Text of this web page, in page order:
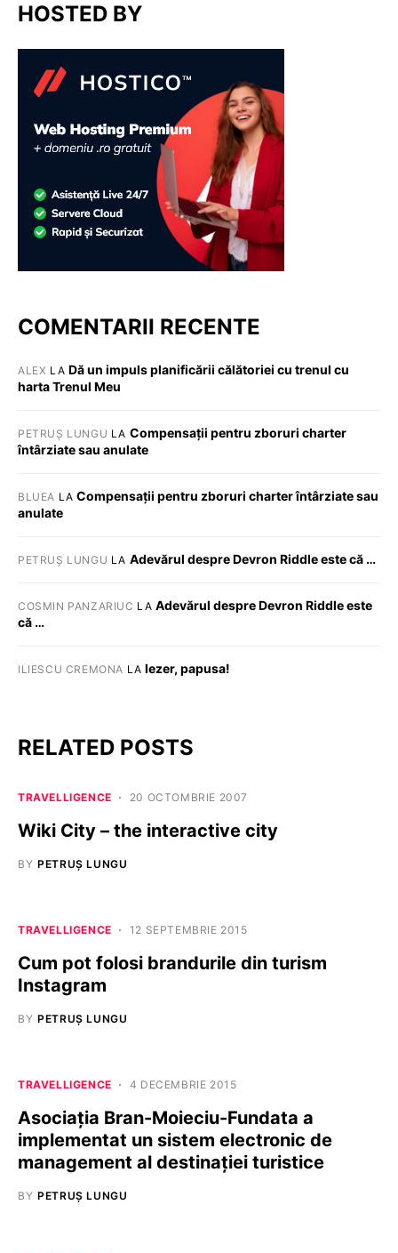
HOSTED BY
COMENTARII RECENTE
ALEX LA Dă un impuls planificării călătoriei cu trenul cu
harta Trenul Meu
PETRUȘ LUNGU LA Compensații pentru zboruri charter
întârziate sau anulate
BLUEA LACompensații pentru zboruri charter întârziate sau
anulate
PETRUȘ LUNGU LA Adevărul despre Devron Riddle este că …
COSMIN PANZARIUC LA Adevărul despre Devron Riddle este
că …
ILIESCU CREMONA LA Iezer, papusa!
RELATED POSTS
TRAVELLIGENCE 20 OCTOMBRIE 2007
Wiki City – the interactive city
BY PETRUȘ LUNGU
TRAVELLIGENCE 12 SEPTEMBRIE 2015
Cum pot folosi brandurile din turism
Instagram
BY PETRUȘ LUNGU
TRAVELLIGENCE 4 DECEMBRIE 2015
Asociația Bran-Moieciu-Fundata a
implementat un sistem electronic de
management al destinației turistice
BY PETRUȘ LUNGU